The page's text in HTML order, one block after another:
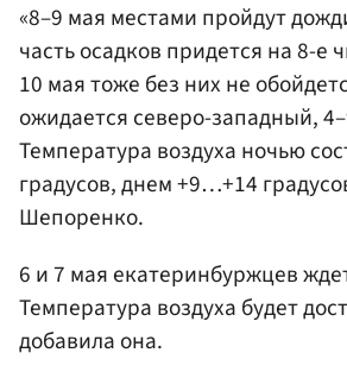
«8–9 мая местами пройдут
часть осадков придется на 8-е
10 мая тоже без них не
ожидается северо-западный,
Температура воздуха ночью
градусов, днем +9…+14
Шепоренко.
6 и 7 мая екатеринбуржцев
Температура воздуха будет
добавила она.